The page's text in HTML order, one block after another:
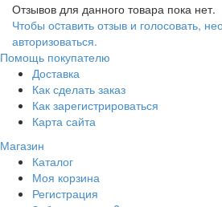
Отзывов для данного товара пока нет.
Чтобы оcтавить отзыв и голосовать,
авторизоваться.
Помощь покупателю
Доставка
Как сделать заказ
Как зарегистрироваться
Карта сайта
Магазин
Каталог
Моя корзина
Регистрация